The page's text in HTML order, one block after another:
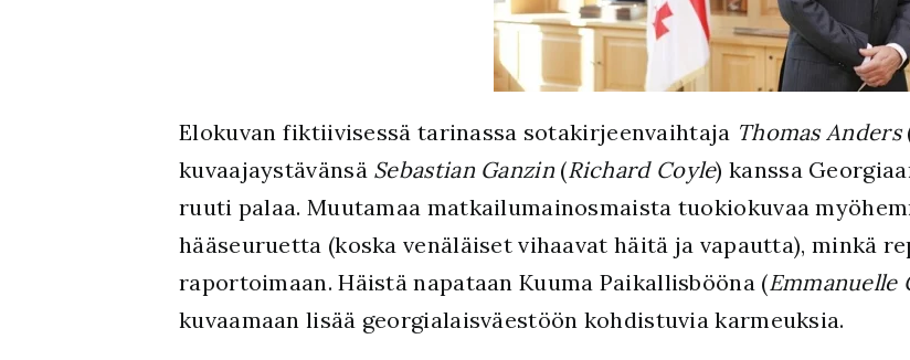
Elokuvan fiktiivisessä tarinassa sotakirjeenvaihtaja Thomas Anders
kuvaajaystävänsä Sebastian Ganzin(Richard Coyle) kanssa
ruuti palaa. Muutamaa matkailumainosmaista tuokiokuvaa
hääseuruetta (koska venäläiset vihaavat häitä ja vapautta), minkä
raportoimaan. Häistä napataan Kuuma Paikallisbööna (Emmanuelle
kuvaamaan lisää georgialaisväestöön kohdistuvia karmeuksia.